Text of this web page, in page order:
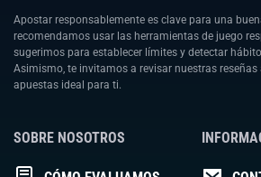
Apostar responsablemente es clave para una
recomendamos usar las herramientas de juego
sugerimos para establecer límites y detectar
Asimismo, te invitamos a revisar nuestras reseñas
apuestas ideal para ti.
SOBRE NOSOTROS